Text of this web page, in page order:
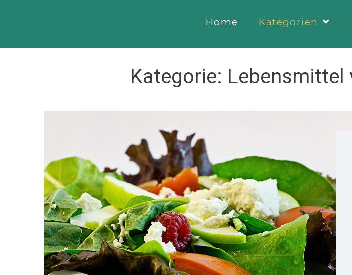
Home Kategorien
Kategorie: Lebensmittel